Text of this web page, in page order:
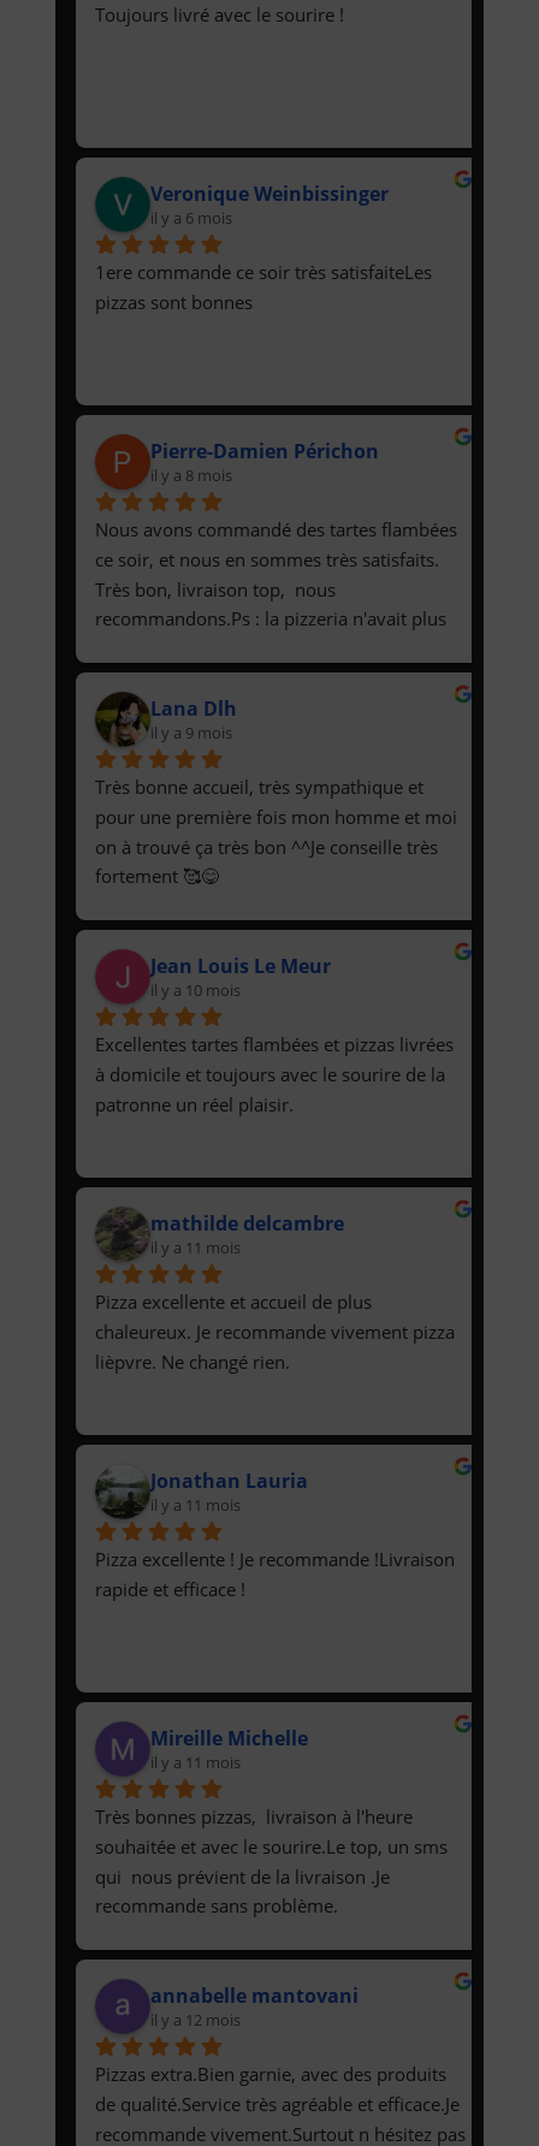
Toujours livré avec le sourire !
Veronique Weinbissinger
il y a 6 mois
1ere commande ce soir très satisfaiteLes
pizzas sont bonnes
Pierre-Damien Périchon
il y a 8 mois
Nous avons commandé des tartes flambées
ce soir, et nous en sommes très satisfaits.
Très bon, livraison top,  nous
recommandons.Ps : la pizzeria n'avait plus
s'excuser et remplacer par de la raclette.
Recette de tarte flambée raclette au top !
Lana Dlh
il y a 9 mois
Très bonne accueil, très sympathique et
pour une première fois mon homme et moi
on à trouvé ça très bon ^^Je conseille très
fortement 🥰😋
Jean Louis Le Meur
il y a 10 mois
Excellentes tartes flambées et pizzas livrées
à domicile et toujours avec le sourire de la
patronne un réel plaisir.
mathilde delcambre
il y a 11 mois
Pizza excellente et accueil de plus
chaleureux. Je recommande vivement pizza
lièpvre. Ne changé rien.
Jonathan Lauria
il y a 11 mois
Pizza excellente ! Je recommande !Livraison
rapide et efficace !
Mireille Michelle
il y a 11 mois
Très bonnes pizzas,  livraison à l'heure
souhaitée et avec le sourire.Le top, un sms
qui  nous prévient de la livraison .Je
recommande sans problème.
annabelle mantovani
il y a 12 mois
Pizzas extra.Bien garnie, avec des produits
de qualité.Service très agréable et efficace.Je
recommande vivement.Surtout n hésitez pas